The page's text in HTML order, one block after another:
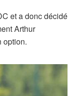
et a donc décidé
Arthur
option.